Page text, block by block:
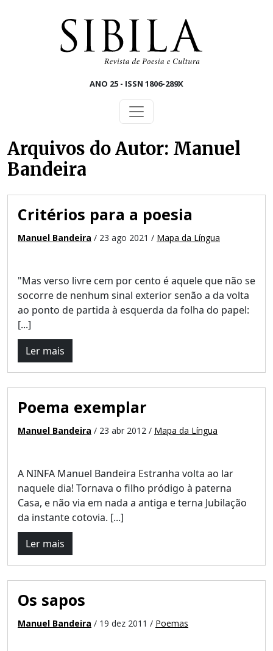
ANO 25 - ISSN 1806-289X
Arquivos do Autor: Manuel
Bandeira
Critérios para a poesia
Manuel Bandeira / 23 ago 2021 / Mapa da Língua
"Mas verso livre cem por cento é aquele que não se
socorre de nenhum sinal exterior senão a da volta
ao ponto de partida à esquerda da folha do papel:
[...]
Ler mais
Poema exemplar
Manuel Bandeira / 23 abr 2012 / Mapa da Língua
A NINFA Manuel Bandeira Estranha volta ao lar
naquele dia! Tornava o filho pródigo à paterna
Casa, e não via em nada a antiga e terna Jubilação
da instante cotovia. [...]
Ler mais
Os sapos
Manuel Bandeira / 19 dez 2011 / Poemas